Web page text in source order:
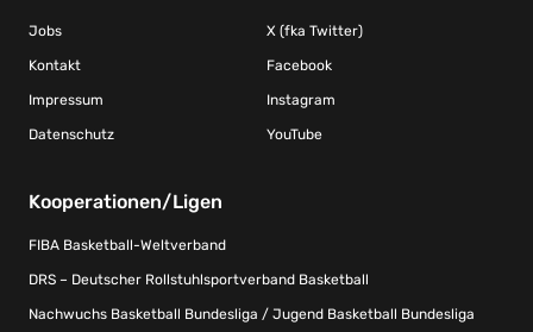
Jobs
Kontakt
Impressum
Datenschutz
X (fka Twitter)
Facebook
Instagram
YouTube
Kooperationen/Ligen
FIBA Basketball-Weltverband
DRS – Deutscher Rollstuhlsportverband Basketball
Nachwuchs Basketball Bundesliga / Jugend Basketball Bundesliga